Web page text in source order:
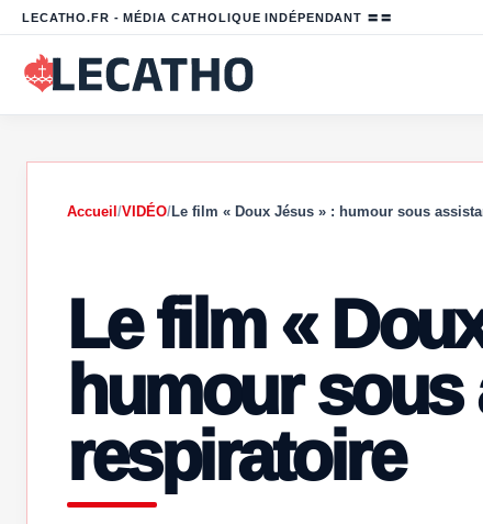
LECATHO.FR - MÉDIA CATHOLIQUE INDÉPENDANT 〓〓
Accueil /VIDÉO/Le film « Doux Jésus » : humour sous
Le film «
humour
respiratoire